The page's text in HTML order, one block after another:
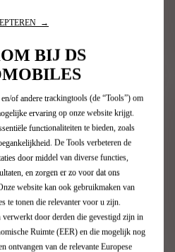
VEELZIJDIGE SUV
→
BIJ DS
of andere trackingtools (de “Tools”) om
ervaring op onze website krijgt.
functionaliteiten te bieden, zoals
De Tools verbeteren de
door middel van diverse functies,
en zorgen er zo voor dat ons
website kan ook gebruikmaken van
te tonen die relevanter voor u zijn.
door derden die gevestigd zijn in
Ruimte (EER) en die mogelijk nog
ontvangen van de relevante Europese